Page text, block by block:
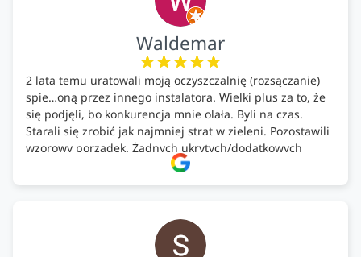
Waldemar
2 lata temu uratowali moją oczyszczalnię (rozsączanie)
spie…oną przez innego instalatora. Wielki plus za to, że
się podjęli, bo konkurencja mnie olała. Byli na czas.
Starali się zrobić jak najmniej strat w zieleni. Pozostawili
wzorowy porządek. Żadnych ukrytych/dodatkowych
kosztów. Zaskoczenie. Kontakt bardzo OK. Obsługa
pomontażowa również OK. A ich środki do oczyszczalni –